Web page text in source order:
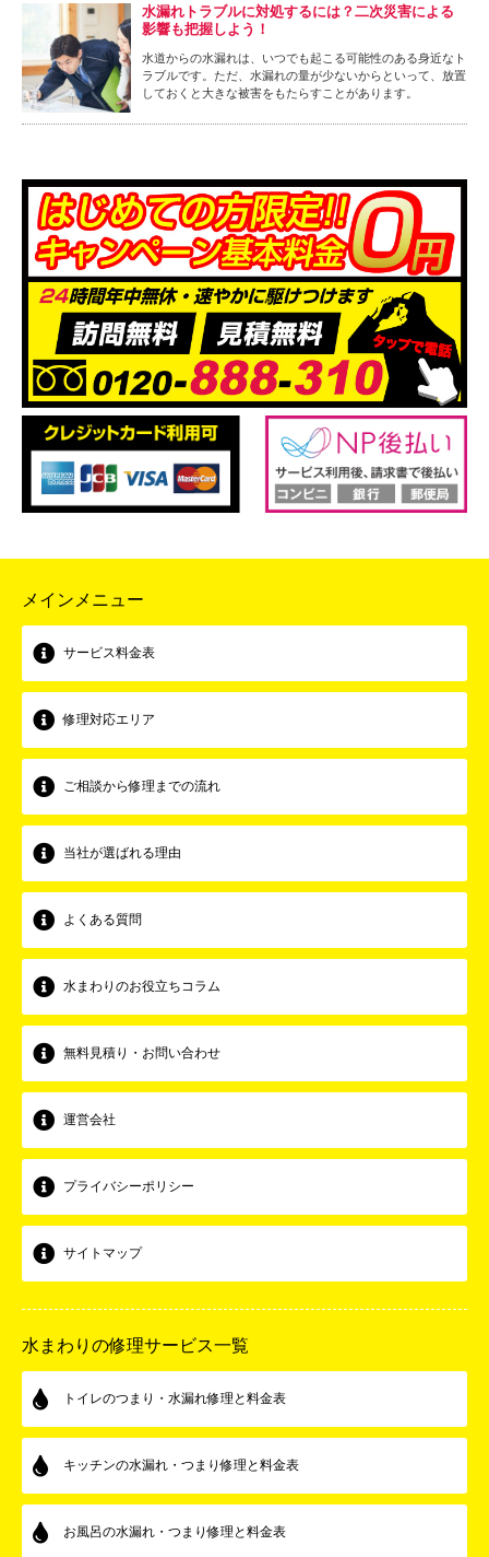
水漏れトラブルに対処するには？二次災害による
影響も把握しよう！
水道からの水漏れは、いつでも起こる可能性のある身近なト
ラブルです。ただ、水漏れの量が少ないからといって、放置
しておくと大きな被害をもたらすことがあります。
メインメニュー
サービス料金表
修理対応エリア
ご相談から修理までの流れ
当社が選ばれる理由
よくある質問
水まわりのお役立ちコラム
無料見積り・お問い合わせ
運営会社
プライバシーポリシー
サイトマップ
水まわりの修理サービス一覧
トイレのつまり・水漏れ修理と料金表
キッチンの水漏れ・つまり修理と料金表
お風呂の水漏れ・つまり修理と料金表